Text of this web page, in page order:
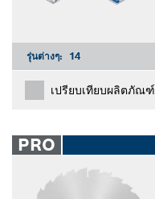
รุ่นต่างๆ: 14
เปรียบเทียบผลิตภัณฑ์
PRO